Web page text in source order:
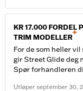
KR 17.000 FORDEL
TRIM MODELLER
+
For de som heller
gir Street Glide deg
Spør forhandleren
Utløper september 30,